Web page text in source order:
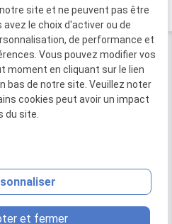
79 16 20
Bastille
de confidentialité
des cookies
site et ne peuvent pas être
le choix d'activer ou de
de performance et
Vous pouvez modifier vos
moment en cliquant sur le lien
bas de notre site. Veuillez noter
cookies peut avoir un impact
du site.
et fermer